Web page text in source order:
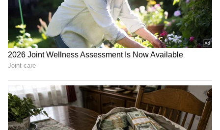
మెక్‌గుర్క్. కేవలం 29 బంతుల్లోనే తన సెంచరీని పూర్తి
చేసుకున్నాడు. దీంతో వన్డే క్రికెట్ చరిత్రలో అత్యంత
వేగవంతమైన సెంచరీగా ప్రపంచ రికార్డు సృష్టించాడు.
అలాగే, ఈ మ్యాచ్‌లో కేవలం 38 బంతులు ఎదుర్కొన్న జేక్
ఫ్రేజర్ 13 సిక్సర్లు, 10 ఫోర్లతో 125 పరుగులు చేశాడు.